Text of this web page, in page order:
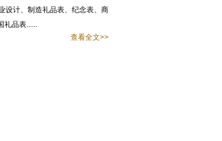
设计、制造礼品表、纪念表、商
礼品表......
查看全文>>